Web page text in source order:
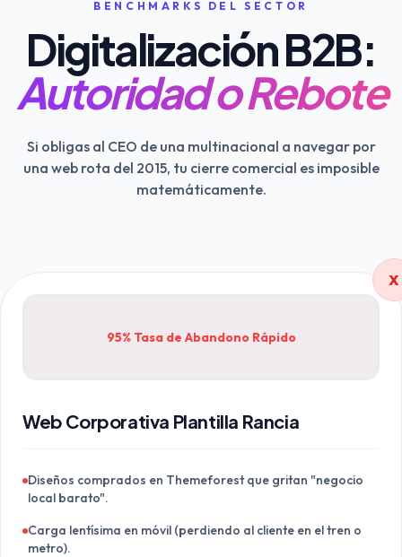
BENCHMARKS DEL SECTOR
Digitalización B2B:
Autoridad o Rebote
Si obligas al CEO de una multinacional a navegar por
una web rota del 2015, tu cierre comercial es imposible
matemáticamente.
X
95% Tasa de Abandono Rápido
Web Corporativa Plantilla Rancia
Diseños comprados en Themeforest que gritan "negocio
local barato".
Carga lentísima en móvil (perdiendo al cliente en el tren o
metro).